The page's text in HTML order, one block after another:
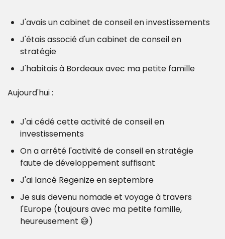
J'avais un cabinet de conseil en investissements
J'étais associé d'un cabinet de conseil en
stratégie
J'habitais à Bordeaux avec ma petite famille
Aujourd'hui :
J'ai cédé cette activité de conseil en
investissements
On a arrêté l'activité de conseil en stratégie
faute de développement suffisant
J'ai lancé Regenize en septembre
Je suis devenu nomade et voyage à travers
l'Europe (toujours avec ma petite famille,
heureusement 😅)